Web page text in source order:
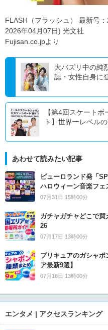
FLASH（フラッシュ） 最新号
2026年04月07日) 光文社
Fujisan.co.jpより
大バズリ中の純
誌・女性自身に
【第4回スケート
ト】世界一レベル
あわせて読みたい記事
ピューロランド発「
ハロウィーン音楽フェ
07月31日 15時00分
ガチャガチャどこで
26
07月17日 13時00分
プリキュアのガシャ
ア最新9選】
07月16日 13時00分
エンタメ | アクセスランキング